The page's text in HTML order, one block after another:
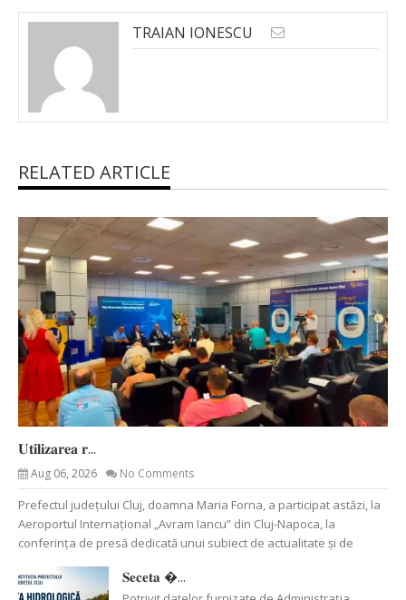
TRAIAN IONESCU
RELATED ARTICLE
𝐔𝐭𝐢𝐥𝐢𝐳𝐚𝐫𝐞𝐚 𝐫...
Aug 06, 2026 No Comments
Prefectul județului Cluj, doamna Maria Forna, a participat astăzi, la
Aeroportul Internațional „Avram Iancu” din Cluj-Napoca, la
conferința de presă dedicată unui subiect de actualitate și de
𝐒𝐞𝐜𝐞𝐭𝐚 �...